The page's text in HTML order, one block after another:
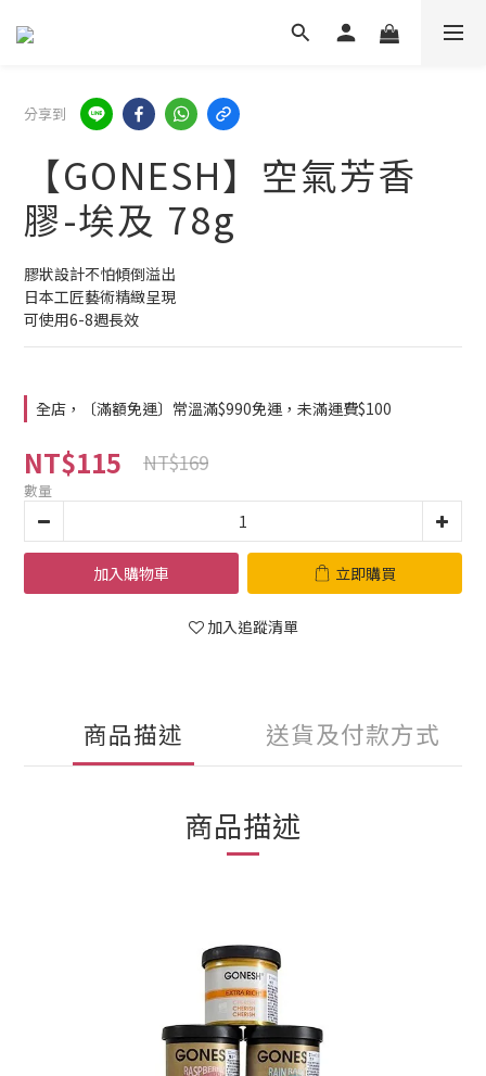
分享到
【GONESH】空氣芳香
膠-埃及 78g
膠狀設計不怕傾倒溢出
日本工匠藝術精緻呈現
可使用6-8週長效
全店，〔滿額免運〕常溫滿$990免運，未滿運費$100
NT$115 NT$169
數量
加入購物車 立即購買
加入追蹤清單
商品描述 送貨及付款方式
商品描述